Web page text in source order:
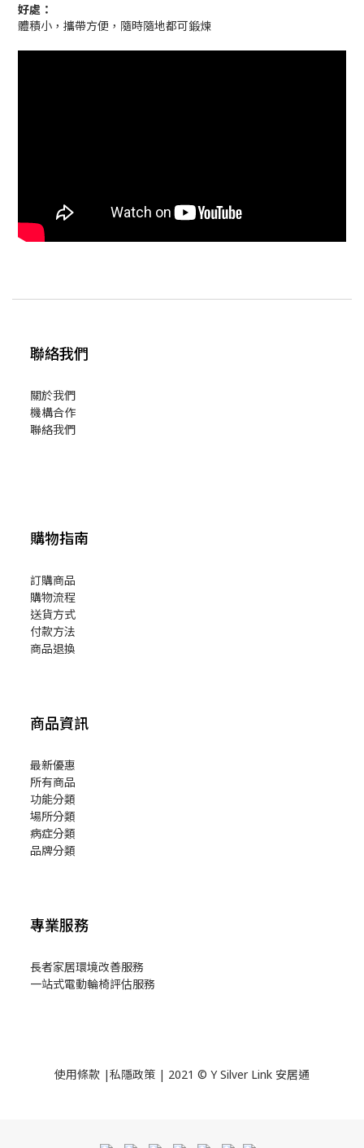
好處：
體積小，攜帶方便，隨時隨地都可鍛煉
聯絡我們
關於我們
機構合作
聯絡我們
購物指南
訂購商品
購物流程
送貨方式
付款方法
商品退換
商品資訊
最新優惠
所有商品
功能分類
場所分類
病症分類
品牌分類
專業服務
長者家居環境改善服務
一站式電動輪椅評估服務
使用條款 |私隱政策 | 2021 © Y Silver Link 安居通